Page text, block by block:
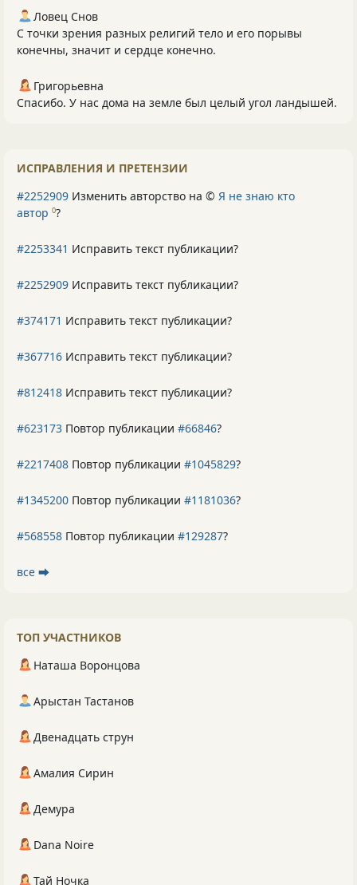
Ловец Снов
С точки зрения разных религий тело и его порывы
конечны, значит и сердце конечно.
Григорьевна
Спасибо. У нас дома на земле был целый угол ландышей.
ИСПРАВЛЕНИЯ И ПРЕТЕНЗИИ
#2252909 Изменить авторство на © Я не знаю кто
автор 0?
#2253341 Исправить текст публикации?
#2252909 Исправить текст публикации?
#374171 Исправить текст публикации?
#367716 Исправить текст публикации?
#812418 Исправить текст публикации?
#623173 Повтор публикации #66846?
#2217408 Повтор публикации #1045829?
#1345200 Повтор публикации #1181036?
#568558 Повтор публикации #129287?
все ⮕
ТОП УЧАСТНИКОВ
Наташа Воронцова
Арыстан Тастанов
Двенадцать струн
Амалия Сирин
Демура
Dana Noire
Тай Ночка